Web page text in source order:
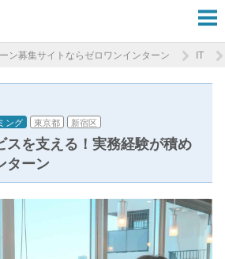
ン募集サイトならゼロワンインターン IT
ング 東京都 新宿区
スを支える！実務経験が積め
ターン